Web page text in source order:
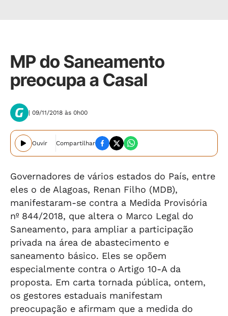
MP do Saneamento
preocupa a Casal
| 09/11/2018 às 0h00
Ouvir Compartilhar
Governadores de vários estados do País, entre
eles o de Alagoas, Renan Filho (MDB),
manifestaram-se contra a Medida Provisória
nº 844/2018, que altera o Marco Legal do
Saneamento, para ampliar a participação
privada na área de abastecimento e
saneamento básico. Eles se opõem
especialmente contra o Artigo 10-A da
proposta. Em carta tornada pública, ontem,
os gestores estaduais manifestam
preocupação e afirmam que a medida do